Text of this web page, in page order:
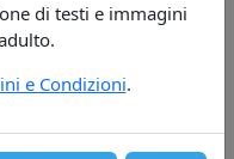
di testi e immagini
e Condizioni.
contattare: